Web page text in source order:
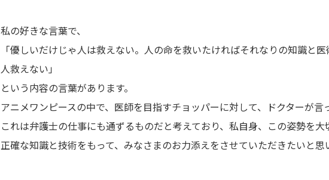
私の好きな言葉で、
「優しいだけじゃ人は救えない。人の命を救いたければそれなりの知識と
人救えない」
という内容の言葉があります。
アニメワンピースの中で、医師を目指すチョッパーに対して、ドクターが言
これは弁護士の仕事にも通ずるものだと考えており、私自身、この姿勢を大
正確な知識と技術をもって、みなさまのお力添えをさせていただきたいと思